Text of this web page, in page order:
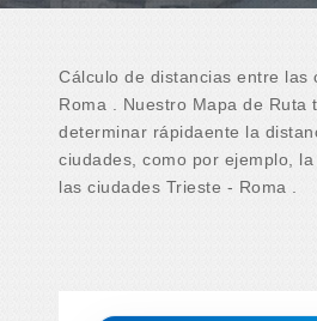
Cálculo de distancias entre las
Roma . Nuestro Mapa de Ruta
determinar rápidaente la
ciudades, como por ejemplo,
las ciudades Trieste - Roma .